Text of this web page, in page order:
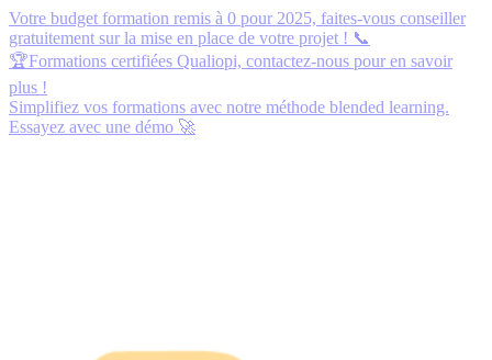
Votre budget formation remis à 0 pour 2025, faites-vous conseiller
gratuitement sur la mise en place de votre projet ! 📞
🏆Formations certifiées Qualiopi, contactez-nous pour en savoir
plus !
Simplifiez vos formations avec notre méthode blended learning.
Essayez avec une démo 🚀